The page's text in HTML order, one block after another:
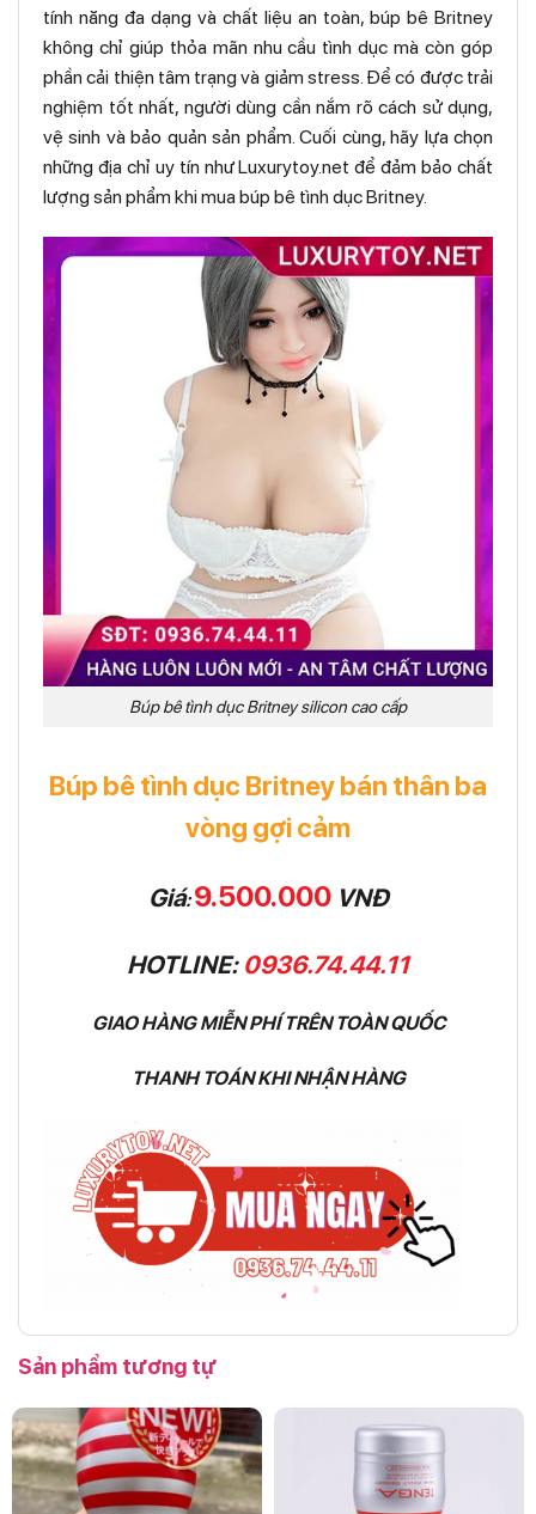
tính năng đa dạng và chất liệu an toàn, búp bê Britney
không chỉ giúp thỏa mãn nhu cầu tình dục mà còn góp
phần cải thiện tâm trạng và giảm stress. Để có được trải
nghiệm tốt nhất, người dùng cần nắm rõ cách sử dụng,
vệ sinh và bảo quản sản phẩm. Cuối cùng, hãy lựa chọn
những địa chỉ uy tín như Luxurytoy.net để đảm bảo chất
lượng sản phẩm khi mua búp bê tình dục Britney.
Búp bê tình dục Britney silicon cao cấp
Búp bê tình dục Britney bán thân ba
vòng gợi cảm
Giá:9.500.000VNĐ
HOTLINE: 0936.74.44.11
GIAO HÀNG MIỄN PHÍ TRÊN TOÀN QUỐC
THANH TOÁN KHI NHẬN HÀNG
Sản phẩm tương tự